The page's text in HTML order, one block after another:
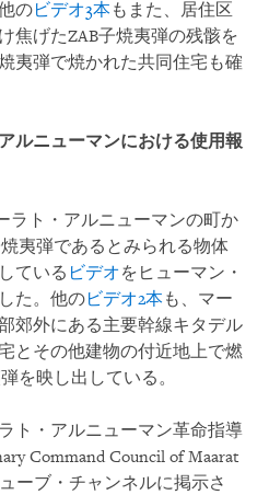
のビデオ3本もまた、居住区
焦げたZAB子焼夷弾の残骸を
夷弾で焼かれた共同住宅も確
ルニューマンにおける使用報
ラト・アルニューマンの町か
夷弾であるとみられる物体
ている ビデオをヒューマン・
た。他のビデオ2本も、マー
郊外にある主要幹線キタデル
とその他建物の付近地上で燃
を映し出している。
ト・アルニューマン革命指導
Command Council of Maarat
ーブ・チャンネルに掲示さ